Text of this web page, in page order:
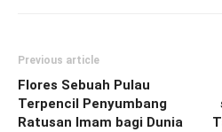
Previous article
Flores Sebuah Pulau
Terpencil Penyumbang
Ratusan Imam bagi Dunia